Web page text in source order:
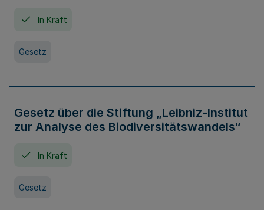
In Kraft
Gesetz
Gesetz über die Stiftung „Leibniz-Institut
zur Analyse des Biodiversitätswandels“
In Kraft
Gesetz